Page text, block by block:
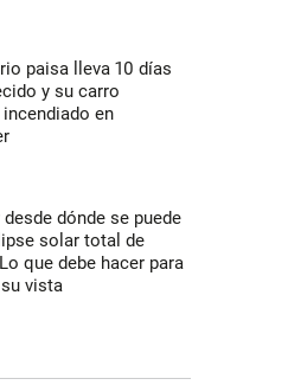
paisa lleva 10 días
y su carro
en
dónde se puede
solar total de
que debe hacer para
vista